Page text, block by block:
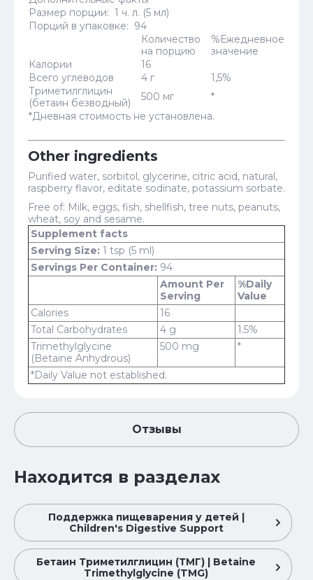
Размер порции: 1 ч. л. (5 мл)
Порций в упаковке: 94
Количество
на порцию
%Ежедневное
значение
Калории
16
Всего углеводов
4 г
1,5%
Триметилглицин
(бетаин безводный)
500 мг
*
*Дневная стоимость не установлена.
Other ingredients
Purified water, sorbitol, glycerine, citric acid, natural,
raspberry flavor, editate sodinate, potassium sorbate.
Free of: Milk, eggs, fish, shellfish, tree nuts, peanuts,
wheat, soy and sesame.
Supplement facts
Serving Size: 1 tsp (5 ml)
Servings Per Container: 94
Amount Per
Serving
%Daily
Value
Calories
16
Total Carbohydrates
4 g
1.5%
Trimethylglycine
(Betaine Anhydrous)
500 mg *
*Daily Value not established.
Отзывы
Находится в разделах
Поддержка пищеварения у детей |
Children's Digestive Support
Бетаин Триметилглицин (ТМГ) | Betaine
Trimethylglycine (TMG)